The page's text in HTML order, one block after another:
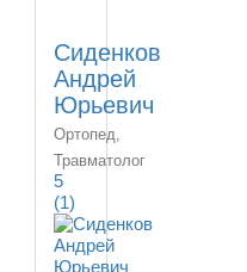
Сиденков
Андрей
Юрьевич
Ортопед,
Травматолог
5
(1)